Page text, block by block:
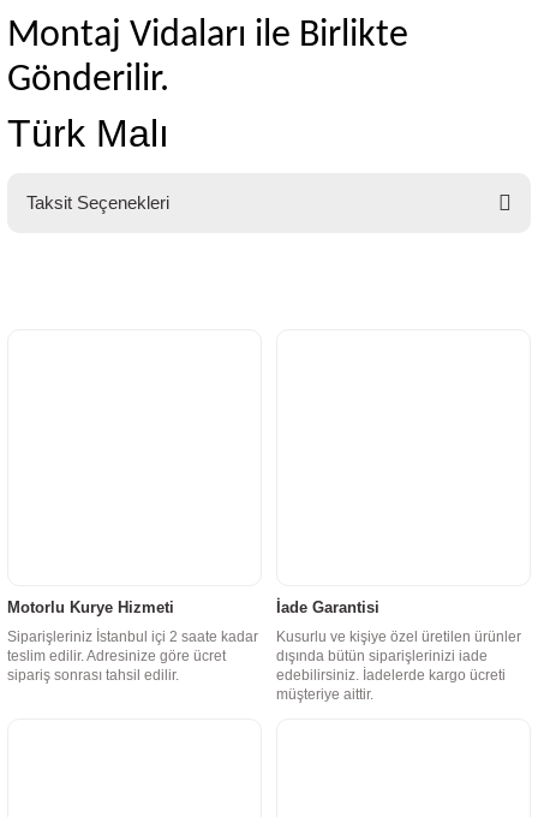
Montaj Vidaları ile Birlikte
Gönderilir.
Türk Malı
Taksit Seçenekleri
Motorlu Kurye Hizmeti
Siparişleriniz İstanbul içi 2 saate kadar
teslim edilir. Adresinize göre ücret
sipariş sonrası tahsil edilir.
İade Garantisi
Kusurlu ve kişiye özel üretilen ürünler
dışında bütün siparişlerinizi iade
edebilirsiniz. İadelerde kargo ücreti
müşteriye aittir.